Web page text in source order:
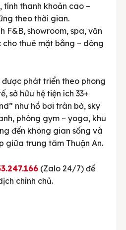
tính thanh khoản cao –
theo thời gian.
F&B, showroom, spa, văn
cho thuê mặt bằng – dòng
được phát triển theo phong
sở hữu hệ tiện ích 33+
như hồ bơi tràn bờ, sky
phòng gym – yoga, khu
đến không gian sống và
giữa trung tâm Thuận An.
(Zalo 24/7) để
chính chủ.